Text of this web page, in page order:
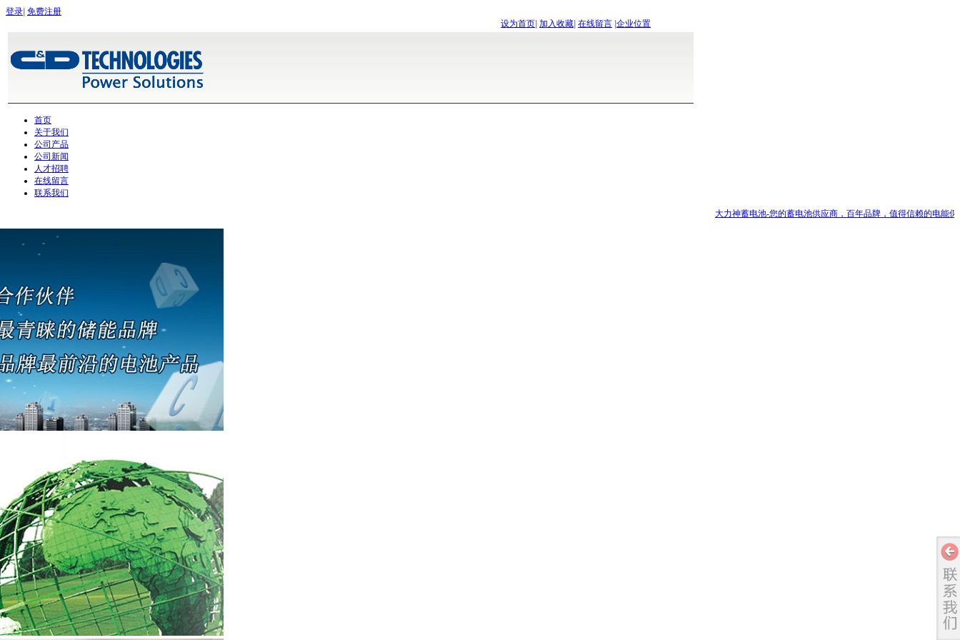
登录 免费注册
设为首页 加入收藏 在线留言 |企业位置
首页
关于我们
公司产品
公司新闻
人才招聘
在线留言
联系我们
大力神蓄电池-您的蓄电池供应商，百年品牌，值得信赖的电能保障